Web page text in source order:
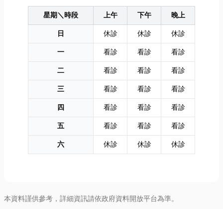
星期＼時段 上午 下午
晚上
日
休診 休診
休診
一
看診 看診
看診
二
看診 看診
看診
三
看診 看診
看診
四
看診 看診
看診
五
看診 看診
看診
六
休診 休診 休診
本資料謹供參考，詳細資訊請依政府資料開放平台為準。